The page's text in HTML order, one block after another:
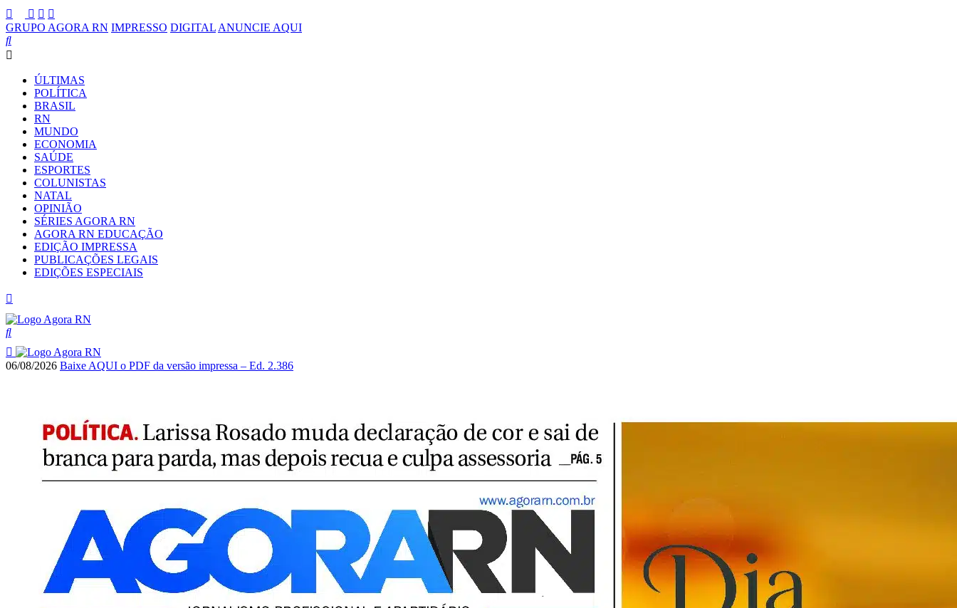
GRUPO AGORA RN IMPRESSO DIGITAL ANUNCIE AQUI
ÚLTIMAS
POLÍTICA
BRASIL
RN
MUNDO
ECONOMIA
SAÚDE
ESPORTES
COLUNISTAS
NATAL
OPINIÃO
SÉRIES AGORA RN
AGORA RN EDUCAÇÃO
EDIÇÃO IMPRESSA
PUBLICAÇÕES LEGAIS
EDIÇÕES ESPECIAIS
06/08/2026 Baixe AQUI o PDF da versão impressa – Ed. 2.386